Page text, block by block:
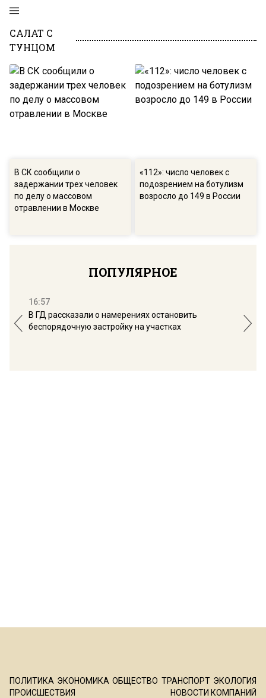
САЛАТ С
ТУНЦОМ
В СК сообщили о
задержании трех человек
по делу о массовом
отравлении в Москве
«112»: число человек с
подозрением на ботулизм
возросло до 149 в России
ПОПУЛЯРНОЕ
16:57
В ГД рассказали о намерениях остановить
беспорядочную застройку на участках
ПОЛИТИКА ЭКОНОМИКА ОБЩЕСТВО ТРАНСПОРТ ЭКОЛОГИЯ
ПРОИСШЕСТВИЯ
НОВОСТИ КОМПАНИЙ